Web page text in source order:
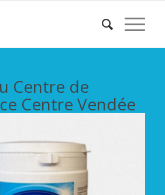
Centre de
Centre Vendée